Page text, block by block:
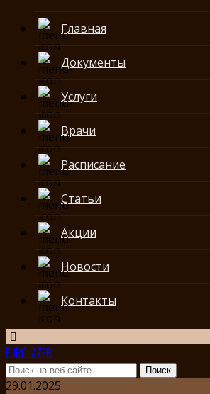
Главная
Документы
Услуги
Врачи
Расписание
Статьи
Акции
Новости
Контакты
EUROLAZER
29.01.2025